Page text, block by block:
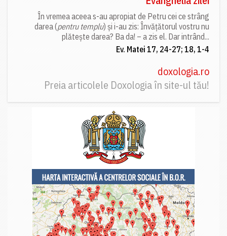
În vremea aceea s-au apropiat de Petru cei ce strâng
darea (pentru templu) și i-au zis: Învățătorul vostru nu
plătește darea? Ba da! – a zis el. Dar intrând...
Ev. Matei 17, 24-27; 18, 1-4
doxologia.ro
Preia articolele Doxologia în site-ul tău!